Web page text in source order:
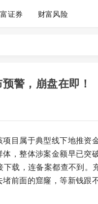
证券 财富风险
警，崩盘在即！
目属于典型线下地推资
，整体涉案金额早已突
载，连备案都查不到。
前面的窟窿，等新钱跟